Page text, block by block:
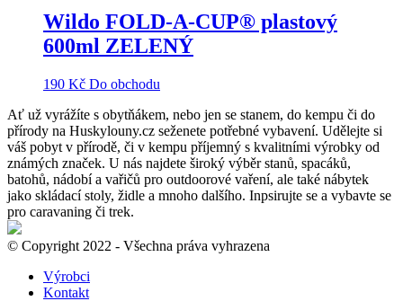
Wildo FOLD-A-CUP® plastový
600ml ZELENÝ
190 Kč Do obchodu
Ať už vyrážíte s obytňákem, nebo jen se stanem, do kempu či do
přírody na Huskylouny.cz seženete potřebné vybavení. Udělejte si
váš pobyt v přírodě, či v kempu příjemný s kvalitními výrobky od
známých značek. U nás najdete široký výběr stanů, spacáků,
batohů, nádobí a vařičů pro outdoorové vaření, ale také nábytek
jako skládací stoly, židle a mnoho dalšího. Inpsirujte se a vybavte se
pro caravaning či trek.
© Copyright 2022 - Všechna práva vyhrazena
Výrobci
Kontakt